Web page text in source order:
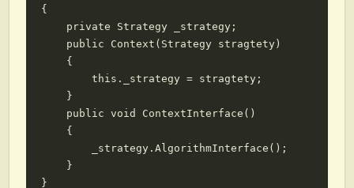
{
    private Strategy _strategy;
    public Context(Strategy stragtety)
    {
        this._strategy = stragtety;
    }
    public void ContextInterface()
    {
        _strategy.AlgorithmInterface();
    }
}